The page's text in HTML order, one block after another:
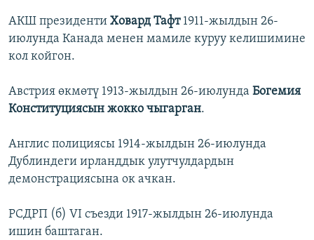
АКШ президенти Ховард Тафт 1911-жылдын 26-
июлунда Канада менен мамиле куруу келишимине
кол койгон.
Австрия өкмөтү 1913-жылдын 26-июлунда Богемия
Конституциясын жокко чыгарган.
Англис полициясы 1914-жылдын 26-июлунда
Дублиндеги ирланддык улутчулдардын
демонстрациясына ок ачкан.
РСДРП (б) VI съезди 1917-жылдын 26-июлунда
ишин баштаган.